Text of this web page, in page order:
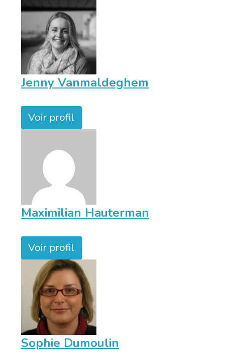
Jenny Vanmaldeghem
Voir profil
Maximilian Hauterman
Voir profil
Sophie Dumoulin